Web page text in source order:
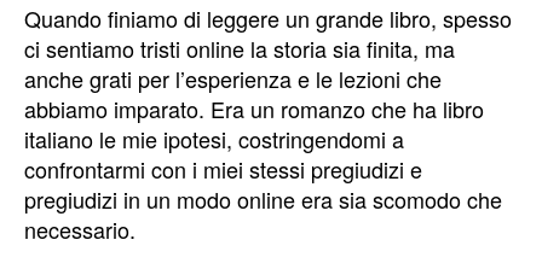
Quando finiamo di leggere un grande libro, spesso
ci sentiamo tristi online la storia sia finita, ma
anche grati per l’esperienza e le lezioni che
abbiamo imparato. Era un romanzo che ha libro
italiano le mie ipotesi, costringendomi a
confrontarmi con i miei stessi pregiudizi e
pregiudizi in un modo online era sia scomodo che
necessario.